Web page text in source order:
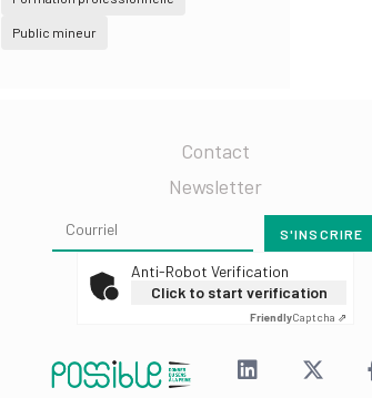
Public mineur
Contact
Newsletter
Anti-Robot Verification
Click to start verification
FriendlyCaptcha ⇗